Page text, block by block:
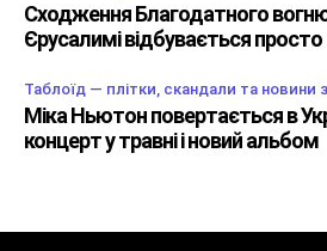
Сходження Благодатного
Єрусалимі відбувається просто
Таблоїд — плітки, скандали та новини
Міка Ньютон повертається в
концерт у травні і новий альбом